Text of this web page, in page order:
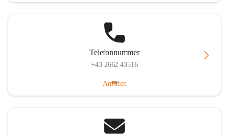
Telefonnummer
+43 2662 43516
Anrufen